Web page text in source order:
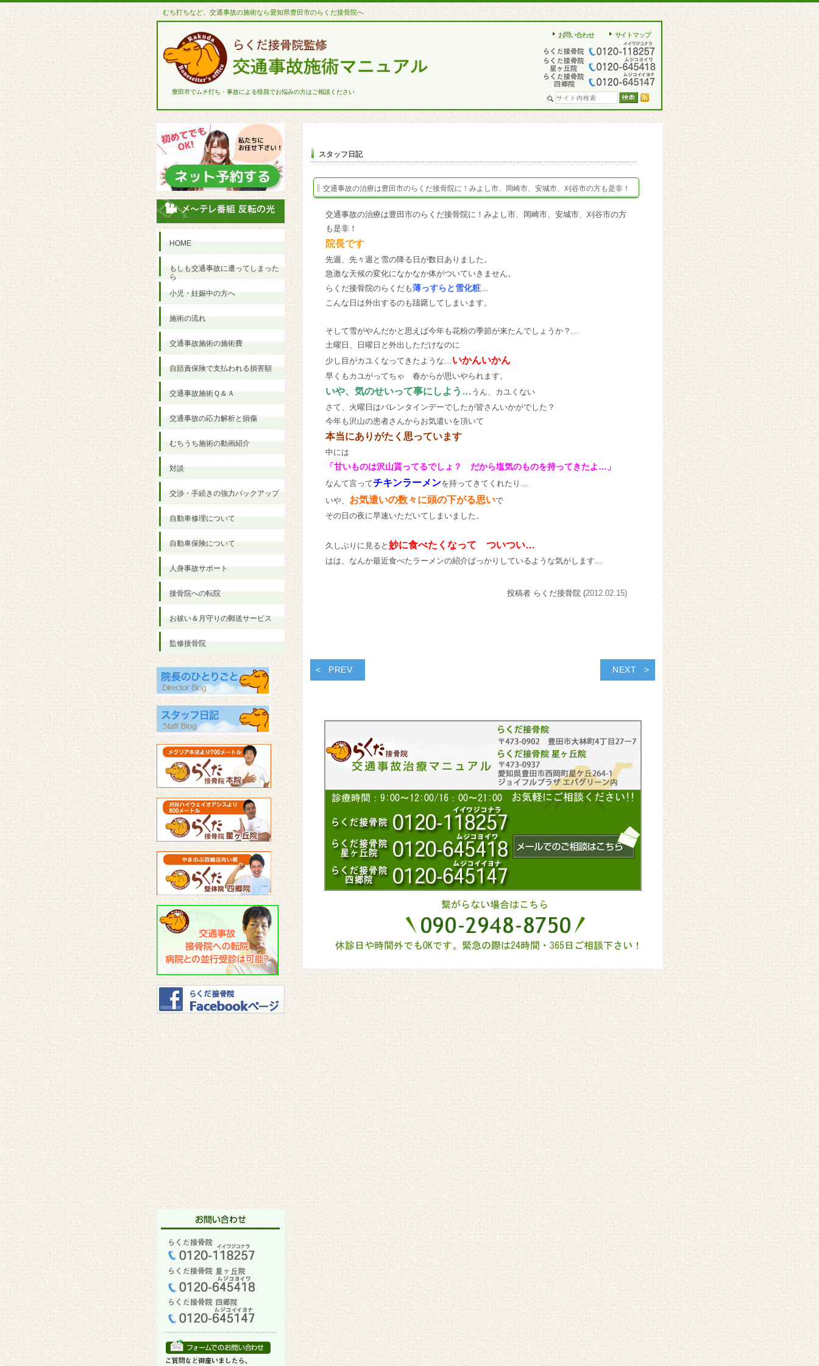
むち打ちなど、交通事故の施術なら愛知県豊田市のらくだ接骨院へ
豊田市でムチ打ち・事故による怪我でお悩みの方はご相談ください
お問い合わせ サイトマップ
スタッフ日記
交通事故の治療は豊田市のらくだ接骨院に！みよし市、岡崎市、安城市、刈谷市の方も是非！
交通事故の治療は豊田市のらくだ接骨院に！みよし市、岡崎市、安城市、刈谷市の方
も是非！
院長です
先週、先々週と雪の降る日が数日ありました。
急激な天候の変化になかなか体がついていきません。
らくだ接骨院のらくだも薄っすらと雪化粧…
こんな日は外出するのも躊躇してしまいます。
そして雪がやんだかと思えば今年も花粉の季節が来たんでしょうか？…
土曜日、日曜日と外出しただけなのに
少し目がカユくなってきたような…いかんいかん
早くもカユがってちゃ 春からが思いやられます。
いや、気のせいって事にしよう… うん、カユくない
さて、火曜日はバレンタインデーでしたが皆さんいかがでした？
今年も沢山の患者さんからお気遣いを頂いて
本当にありがたく思っています
中には
「甘いものは沢山貰ってるでしょ？ だから塩気のものを持ってきたよ…」
なんて言ってチキンラーメンを持ってきてくれたり…
いや、 お気遣いの数々に頭の下がる思いで
その日の夜に早速いただいてしまいました。
久しぶりに見ると 妙に食べたくなって ついつい…
はは、なんか最近食べたラーメンの紹介ばっかりしているような気がします…
投稿者 らくだ接骨院 (2012.02.15)
PREV NEXT
HOME
もしも交通事故に遭ってしまった
ら
小児・妊娠中の方へ
施術の流れ
交通事故施術の施術費
自賠責保険で支払われる損害額
交通事故施術Ｑ＆Ａ
交通事故の応力解析と損傷
むちうち施術の動画紹介
対談
交渉・手続きの強力バックアップ
自動車修理について
自動車保険について
人身事故サポート
接骨院への転院
お祓い＆月守りの郵送サービス
監修接骨院